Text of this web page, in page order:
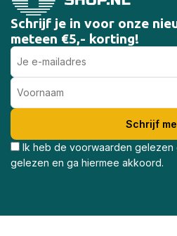
Schrijf je in voor onze
meteen €5,- korting!
Ik heb de voorwaarden
gelezen en ga hiermee akkoord.